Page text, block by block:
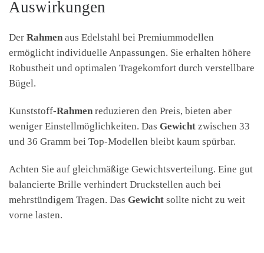
Auswirkungen
Der Rahmen aus Edelstahl bei Premiummodellen
ermöglicht individuelle Anpassungen. Sie erhalten höhere
Robustheit und optimalen Tragekomfort durch verstellbare
Bügel.
Kunststoff-Rahmen reduzieren den Preis, bieten aber
weniger Einstellmöglichkeiten. Das Gewicht zwischen 33
und 36 Gramm bei Top-Modellen bleibt kaum spürbar.
Achten Sie auf gleichmäßige Gewichtsverteilung. Eine gut
balancierte Brille verhindert Druckstellen auch bei
mehrstündigem Tragen. Das Gewicht sollte nicht zu weit
vorne lasten.